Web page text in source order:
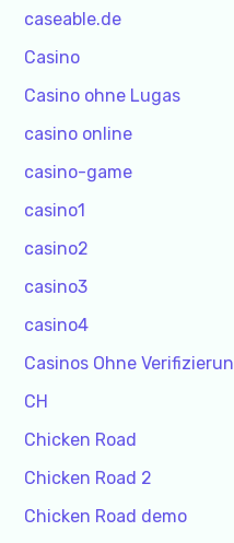
caseable.de
Casino
Casino ohne Lugas
casino online
casino-game
casino1
casino2
casino3
casino4
Casinos Ohne Verifizierun
CH
Chicken Road
Chicken Road 2
Chicken Road demo